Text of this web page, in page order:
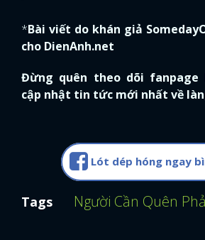
*Bài viết do khán giả
cho DienAnh.net
Đừng quên theo dõi fanpage
cập nhật tin tức mới nhất về
Lót dép hóng ngay
Tags Người Cần Quên